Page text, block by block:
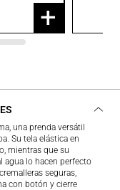
+
una prenda versátil
Su tela elástica en
mientras que su
agua lo hacen perfecto
seguras,
con botón y cierre